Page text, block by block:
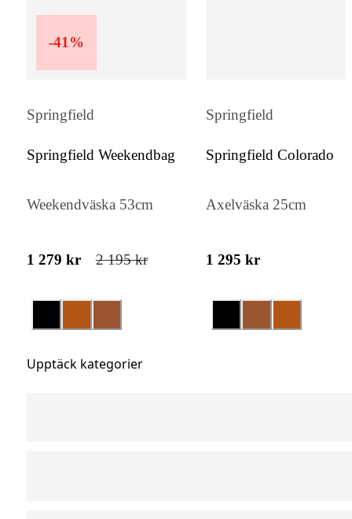
-41 %
Springfield
Springfield Weekendbag
Weekendväska 53cm
1 279 kr 2 195 kr
Springfield
Springfield Colorado
Axelväska 25cm
1 295 kr
Upptäck kategorier